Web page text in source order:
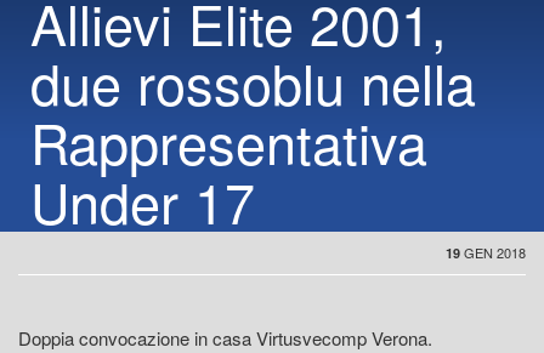
Allievi Elite 2001,
due rossoblu nella
Rappresentativa
Under 17
19 GEN 2018
Doppia convocazione in casa Virtusvecomp Verona.